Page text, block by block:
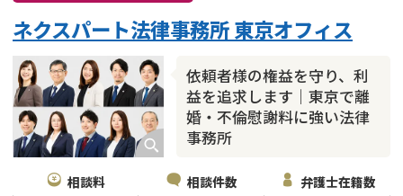
依頼者様の権益を守り、利
益を追求します｜東京で離
婚・不倫慰謝料に強い法律
事務所
ネクスパート法律事務所 東京オフィス
相談料 相談件数 弁護士在籍数